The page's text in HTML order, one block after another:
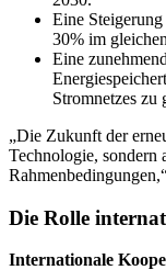
Eine
30% im
Eine
Stromnetzes zu
„Die Zukunft der
Technologie, sondern
Die Rolle
Internationale